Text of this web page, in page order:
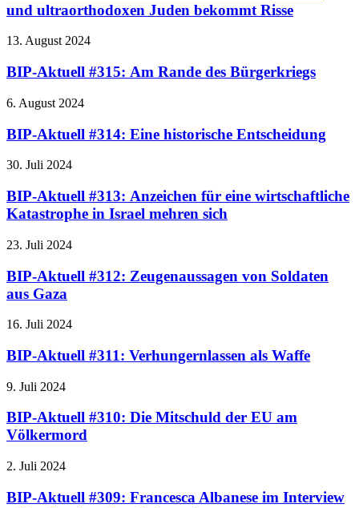
und ultraorthodoxen Juden bekommt Risse
13. August 2024
BIP-Aktuell #315: Am Rande des Bürgerkriegs
6. August 2024
BIP-Aktuell #314: Eine historische Entscheidung
30. Juli 2024
BIP-Aktuell #313: Anzeichen für eine wirtschaftliche
Katastrophe in Israel mehren sich
23. Juli 2024
BIP-Aktuell #312: Zeugenaussagen von Soldaten
aus Gaza
16. Juli 2024
BIP-Aktuell #311: Verhungernlassen als Waffe
9. Juli 2024
BIP-Aktuell #310: Die Mitschuld der EU am
Völkermord
2. Juli 2024
BIP-Aktuell #309: Francesca Albanese im Interview